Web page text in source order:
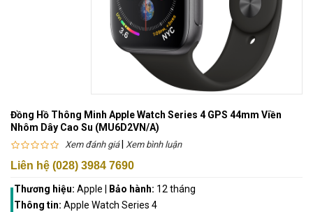
Đồng Hồ Thông Minh Apple Watch Series 4 GPS 44mm Viền
Nhôm Dây Cao Su (MU6D2VN/A)
Xem đánh giá| Xem bình luận
Liên hệ (028) 3984 7690
Thương hiệu: Apple Bảo hành: 12 tháng
Thông tin: Apple Watch Series 4